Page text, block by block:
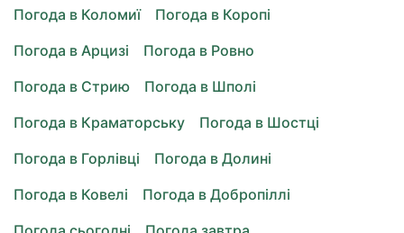
Погода в Коломиї
Погода в Коропі
Погода в Арцизі
Погода в Ровно
Погода в Стрию
Погода в Шполі
Погода в Краматорську
Погода в Шостці
Погода в Горлівці
Погода в Долині
Погода в Ковелі
Погода в Добропіллі